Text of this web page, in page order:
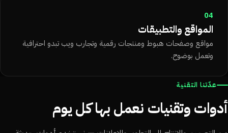
04
المواقع والتطبيقات
مواقع وصفحات هبوط ومنتجات رقمية وتجارب ويب تبدو احترافية
وتعمل بوضوح.
عدّتنا التقنية
وتقنيات نعمل بها كل يوم